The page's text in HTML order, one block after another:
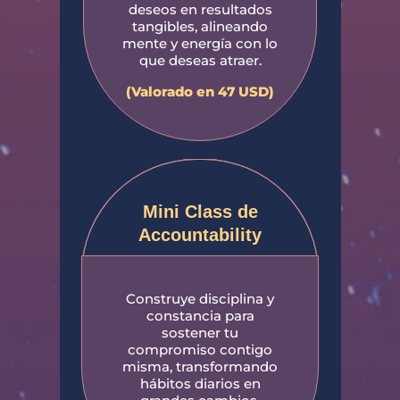
deseos en resultados
tangibles, alineando
mente y energía con lo
que deseas atraer.
(Valorado en 47 USD)
Mini Class de
Accountability
Construye disciplina y
constancia para
sostener tu
compromiso contigo
misma, transformando
hábitos diarios en